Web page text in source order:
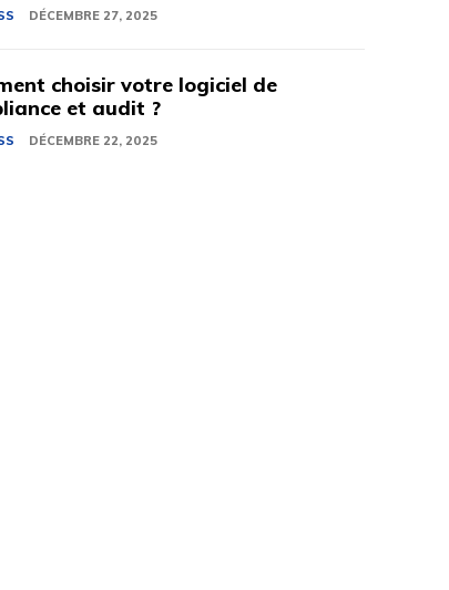
DÉCEMBRE 27, 2025
choisir votre logiciel de
et audit ?
DÉCEMBRE 22, 2025